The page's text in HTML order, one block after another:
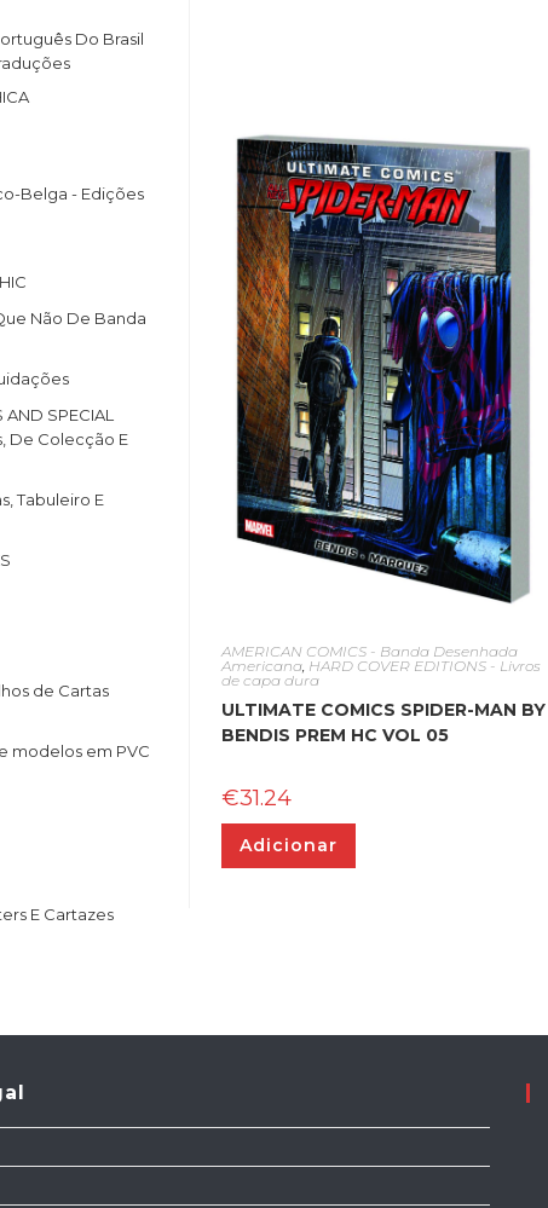
Do Brasil
Belga - Edições
Não De Banda
AND SPECIAL
De Colecção E
Tabuleiro E
de Cartas
e modelos em PVC
E Cartazes
AMERICAN COMICS - Banda Desenhada
Americana, HARD COVER EDITIONS - Livros
de capa dura
ULTIMATE COMICS SPIDER-MAN BY
BENDIS PREM HC VOL 05
€31.24
Adicionar